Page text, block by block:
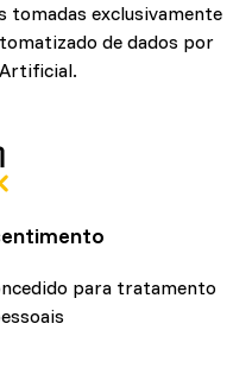
tomadas exclusivamente
de dados por
para tratamento